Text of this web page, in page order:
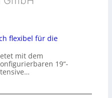
flexibel für die
mit dem
19“-